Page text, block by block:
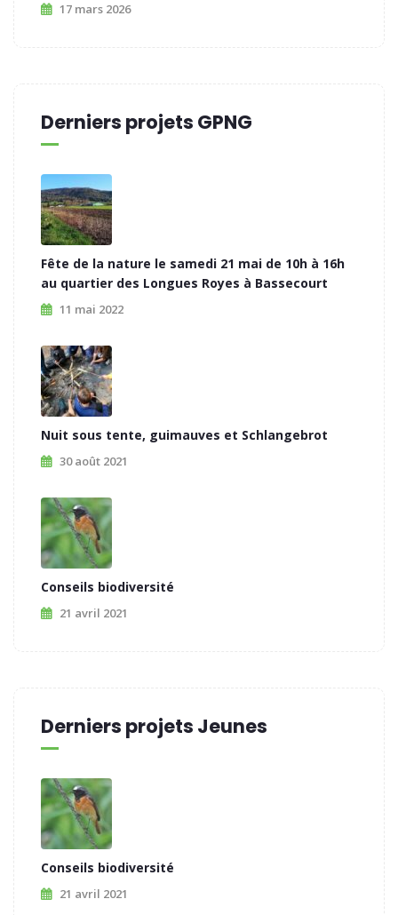
17 mars 2026
Derniers projets GPNG
Fête de la nature le samedi 21 mai de 10h à 16h
au quartier des Longues Royes à Bassecourt
11 mai 2022
Nuit sous tente, guimauves et Schlangebrot
30 août 2021
Conseils biodiversité
21 avril 2021
Derniers projets Jeunes
Conseils biodiversité
21 avril 2021